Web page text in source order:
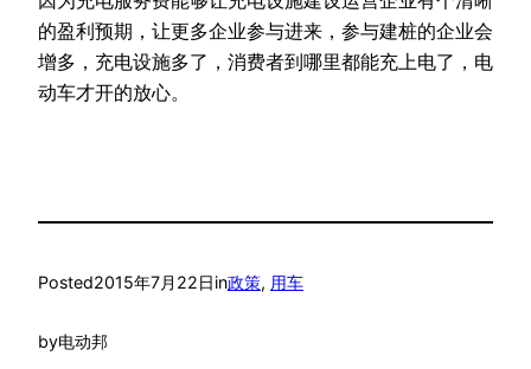
的盈利预期，让更多企业参与进来，参与建桩的企业会
增多，充电设施多了，消费者到哪里都能充上电了，电
动车才开的放心。
Posted2015年7月22日in政策, 用车
by电动邦